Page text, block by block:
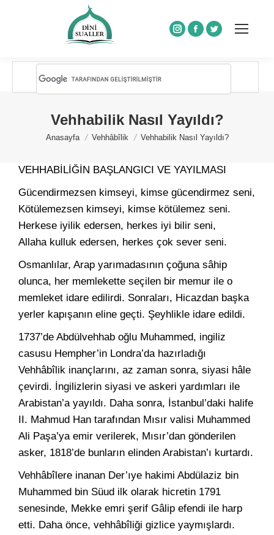
Instagram
Facebook
Twitter
Vehhabilik Nasıl Yayıldı?
You are here:
Anasayfa Vehhâbîlik Vehhabilik Nasıl Yayıldı?
VEHHABİLİĞİN BAŞLANGICI VE YAYILMASI
Gücendirmezsen kimseyi, kimse gücendirmez seni,
Kötülemezsen kimseyi, kimse kötülemez seni.
Herkese iyilik edersen, herkes iyi bilir seni,
Allaha kulluk edersen, herkes çok sever seni.
Osmanlılar, Arap yarımadasının çoğuna sâhip
olunca, her memlekette seçilen bir memur ile o
memleket idare edilirdi. Sonraları, Hicazdan başka
yerler kapışanın eline geçti. Şeyhlikle idare edildi.
1737’de Abdülvehhab oğlu Muhammed, ingiliz
casusu Hempher’in Londra’da hazırladığı
Vehhâbîlik inançlarını, az zaman sonra, siyasi hâle
çevirdi. İngilizlerin siyasi ve askeri yardımları ile
Arabistan’a yayıldı. Daha sonra, İstanbul’daki halife
II. Mahmud Han tarafından Mısır valisi Muhammed
Ali Paşa’ya emir verilerek, Mısır’dan gönderilen
asker, 1818’de bunların elinden Arabistan’ı kurtardı.
Vehhâbîlere inanan Der’ıye hakimi Abdülaziz bin
Muhammed bin Süud ilk olarak hicretin 1791
senesinde, Mekke emri şerif Gâlip efendi ile harp
etti. Daha önce, vehhâbîliği gizlice yaymışlardı.